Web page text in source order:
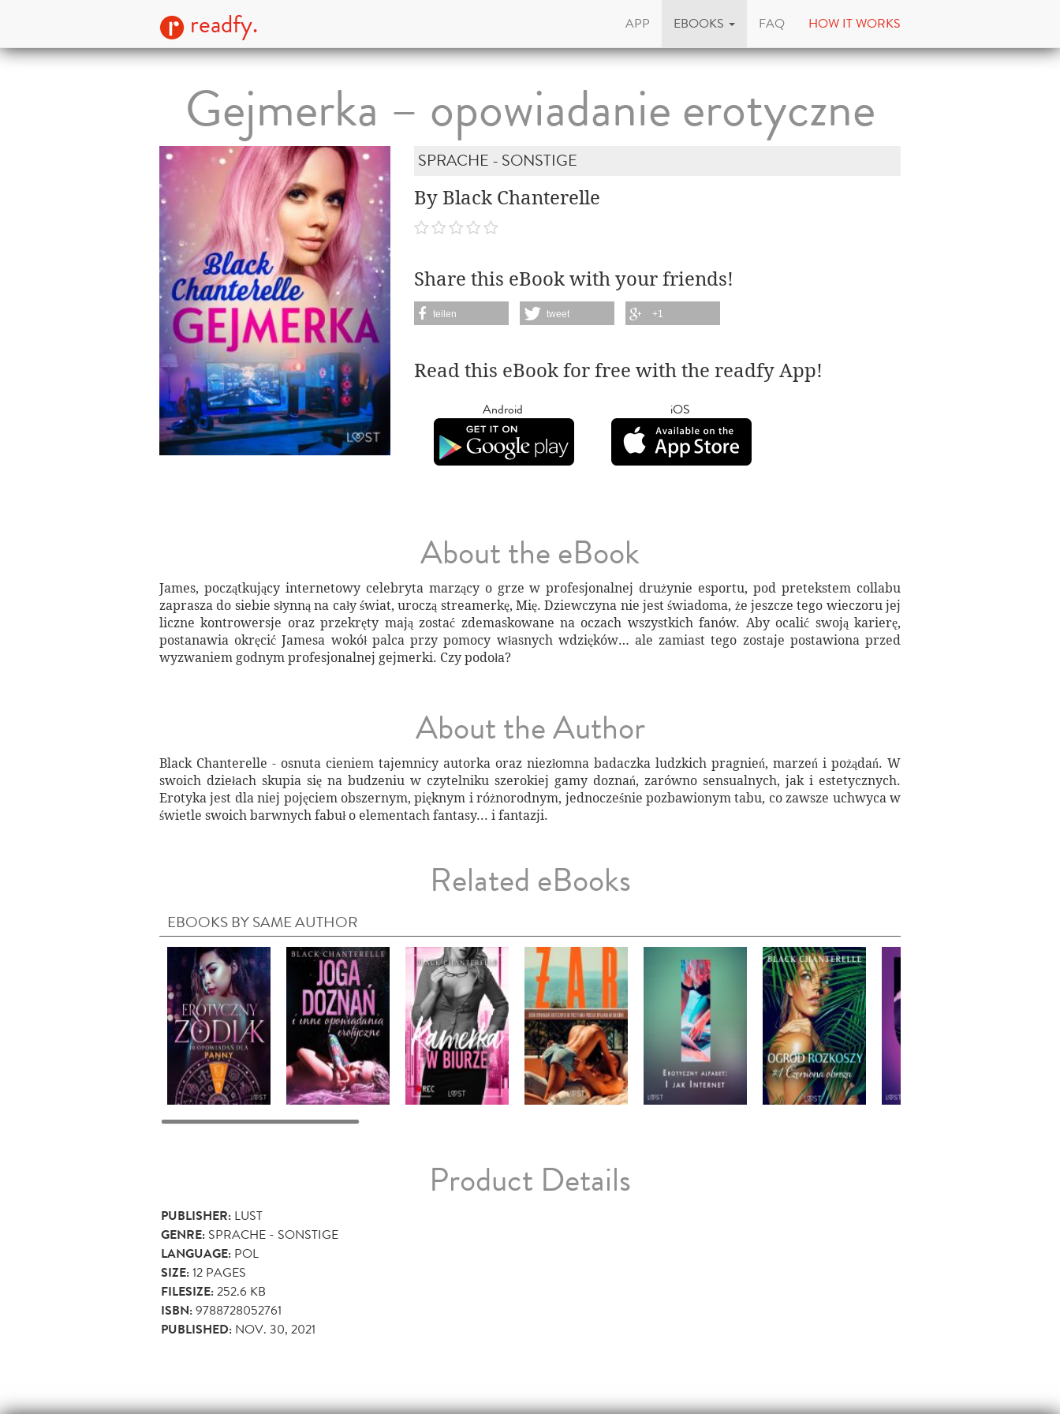
readfy. APP EBOOKS FAQ HOW IT WORKS
Gejmerka – opowiadanie erotyczne
SPRACHE - SONSTIGE
By Black Chanterelle
Share this eBook with your friends!
teilen tweet +1
Read this eBook for free with the readfy App!
Android iOS
About the eBook
James, początkujący internetowy celebryta marzący o grze w profesjonalnej drużynie esportu, pod pretekstem collabu
zaprasza do siebie słynną na cały świat, uroczą streamerkę, Mię. Dziewczyna nie jest świadoma, że jeszcze tego wieczoru jej
liczne kontrowersje oraz przekręty mają zostać zdemaskowane na oczach wszystkich fanów. Aby ocalić swoją karierę,
postanawia okręcić Jamesa wokół palca przy pomocy własnych wdzięków… ale zamiast tego zostaje postawiona przed
wyzwaniem godnym profesjonalnej gejmerki. Czy podoła?
About the Author
Black Chanterelle - osnuta cieniem tajemnicy autorka oraz niezłomna badaczka ludzkich pragnień, marzeń i pożądań. W
swoich dziełach skupia się na budzeniu w czytelniku szerokiej gamy doznań, zarówno sensualnych, jak i estetycznych.
Erotyka jest dla niej pojęciem obszernym, pięknym i różnorodnym, jednocześnie pozbawionym tabu, co zawsze uchwyca w
świetle swoich barwnych fabuł o elementach fantasy... i fantazji.
Related eBooks
EBOOKS BY SAME AUTHOR
Product Details
PUBLISHER: LUST
GENRE: SPRACHE - SONSTIGE
LANGUAGE: POL
SIZE:12 PAGES
FILESIZE:252.6 KB
ISBN:9788728052761
PUBLISHED: NOV. 30, 2021